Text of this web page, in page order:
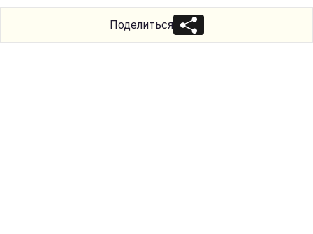
Поделиться